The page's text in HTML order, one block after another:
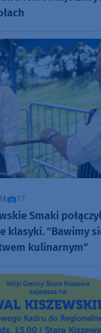
17
Smaki
klasyki. "Bawimy
kulinarnym"